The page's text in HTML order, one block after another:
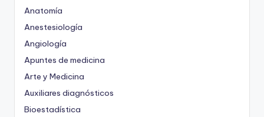
Anatomía
Anestesiología
Angiología
Apuntes de medicina
Arte y Medicina
Auxiliares diagnósticos
Bioestadística